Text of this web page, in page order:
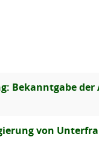
Bekanntgabe der
von